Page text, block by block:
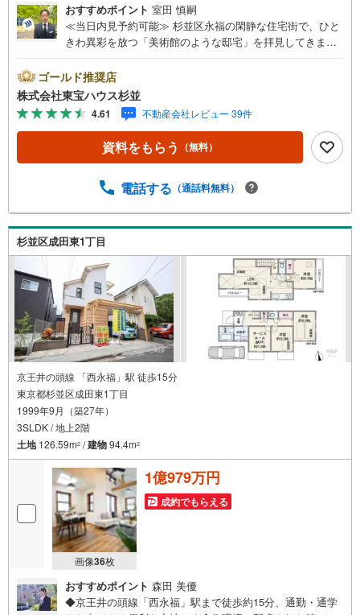
おすすめポイント 室田 慎嗣
≪当日内見予約可能≫ 杉並区永福の閑静な住宅街で、ひと
きわ異彩を放つ「美術館のような邸宅」を拝見してきまし
線を描く外観デザインです。室内に入ると、約26帖もの
広々としたLDKが広がり、吹き抜けからは柔らかな陽光が
降り注ぎます。特筆すべきは、アトリエやギャラリー、さ
らには地下のホビールームまで備えた、趣味を謳歌するた
めの設計です。ライフスタイルに合わせて、絵画を飾った
り、音楽を楽しんだり、あるいは静かに読書に耽るラウン
ばめられています。リフォームが完了したばかりの室内
重厚さが同居しています。永福町駅から徒歩8分という利便
性を享受しながら、この圧倒的なプライベート空間を手に
入れられる機会はそう多くありません。ぜひ、この唯一無
二の空気感を現地でお確かめください。
ゴールド推奨店
株式会社東宝ハウス杉並
4.61 不動産会社レビュー 39件
資料をもらう （無料）
電話する （通話料無料）
杉並区成田東1丁目
京王井の頭線 「西永福」駅 徒歩15分
東京都杉並区成田東1丁目
1999年9月（築27年）
3SLDK / 地上2階
土地126.59m2 /建物94.4m2
画像36枚
1億979万円
成約でもらえる
おすすめポイント 森田 美優
◆京王井の頭線「西永福」駅まで徒歩約15分、通勤・通学